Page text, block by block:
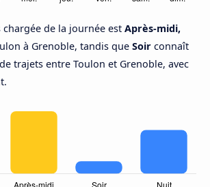
de la journée est Après-midi,
à Grenoble, tandis que Soir connaît
trajets entre Toulon et Grenoble, avec